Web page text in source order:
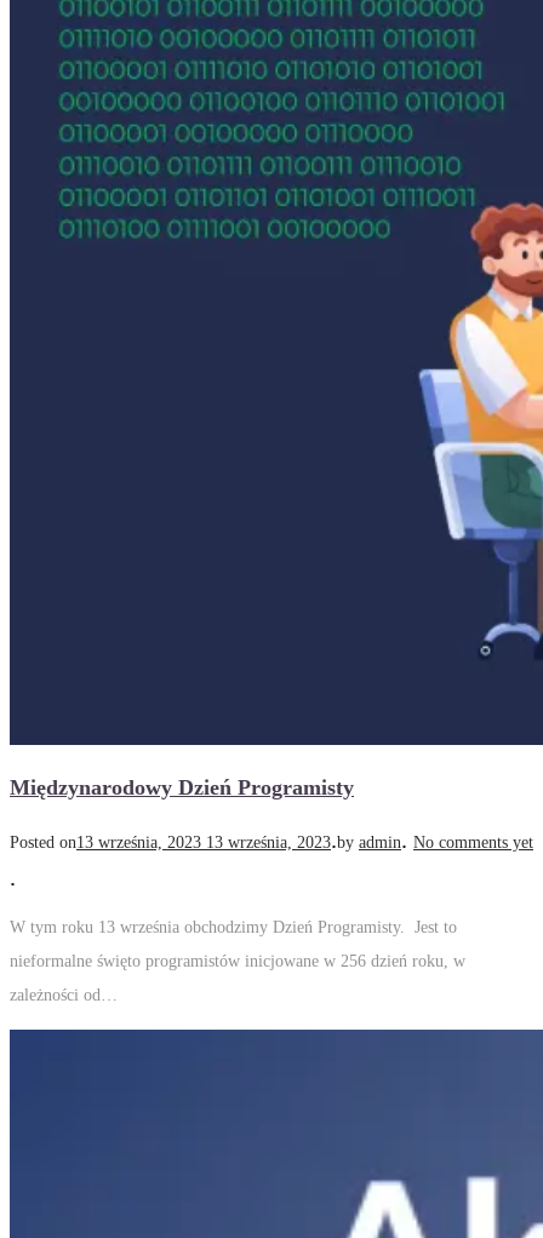
Międzynarodowy Dzień Programisty
Posted on13 września, 2023 13 września, 2023.by admin. No comments yet
.
W tym roku 13 września obchodzimy Dzień Programisty. Jest to
nieformalne święto programistów inicjowane w 256 dzień roku, w
zależności od…